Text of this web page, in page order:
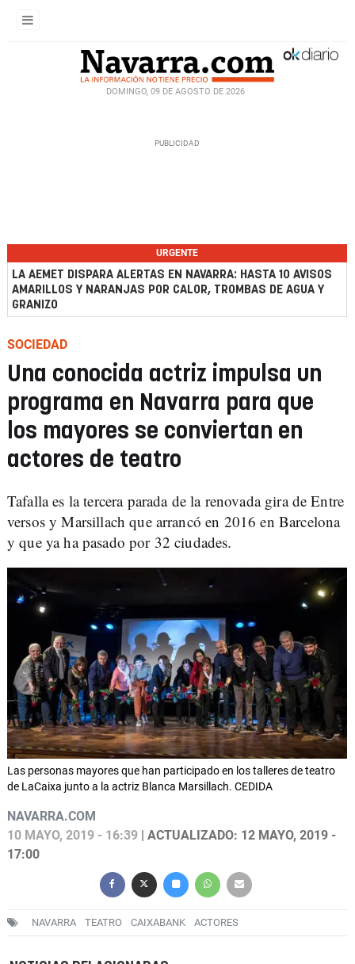
DOMINGO, 09 DE AGOSTO DE 2026
URGENTE
LA AEMET DISPARA ALERTAS EN NAVARRA: HASTA 10 AVISOS
AMARILLOS Y NARANJAS POR CALOR, TROMBAS DE AGUA Y
GRANIZO
SOCIEDAD
Una conocida actriz impulsa un
programa en Navarra para que
los mayores se conviertan en
actores de teatro
Tafalla es la tercera parada de la renovada gira de Entre
versos y Marsillach que arrancó en 2016 en Barcelona
y que ya ha pasado por 32 ciudades.
Las personas mayores que han participado en los talleres de teatro
de LaCaixa junto a la actriz Blanca Marsillach. CEDIDA
NAVARRA.COM
10 MAYO, 2019 - 16:39 | ACTUALIZADO: 12 MAYO, 2019 -
17:00
NAVARRA TEATRO CAIXABANK ACTORES